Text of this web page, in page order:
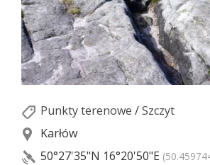
Punkty terenowe /Szczyt
Karłów
50°27'35"N 16°20'50"E